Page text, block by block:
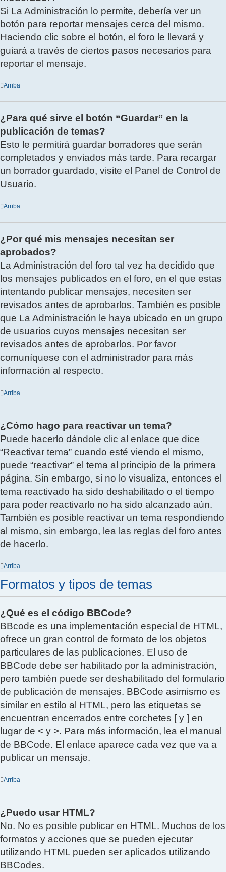
Si La Administración lo permite, debería ver un
botón para reportar mensajes cerca del mismo.
Haciendo clic sobre el botón, el foro le llevará y
guiará a través de ciertos pasos necesarios para
reportar el mensaje.
Arriba
¿Para qué sirve el botón “Guardar” en la
publicación de temas?
Esto le permitirá guardar borradores que serán
completados y enviados más tarde. Para recargar
un borrador guardado, visite el Panel de Control de
Usuario.
Arriba
¿Por qué mis mensajes necesitan ser
aprobados?
La Administración del foro tal vez ha decidido que
los mensajes publicados en el foro, en el que estas
intentando publicar mensajes, necesiten ser
revisados antes de aprobarlos. También es posible
que La Administración le haya ubicado en un grupo
de usuarios cuyos mensajes necesitan ser
revisados antes de aprobarlos. Por favor
comuníquese con el administrador para más
información al respecto.
Arriba
¿Cómo hago para reactivar un tema?
Puede hacerlo dándole clic al enlace que dice
“Reactivar tema” cuando esté viendo el mismo,
puede “reactivar” el tema al principio de la primera
página. Sin embargo, si no lo visualiza, entonces el
tema reactivado ha sido deshabilitado o el tiempo
para poder reactivarlo no ha sido alcanzado aún.
También es posible reactivar un tema respondiendo
al mismo, sin embargo, lea las reglas del foro antes
de hacerlo.
Arriba
Formatos y tipos de temas
¿Qué es el código BBCode?
BBcode es una implementación especial de HTML,
ofrece un gran control de formato de los objetos
particulares de las publicaciones. El uso de
BBCode debe ser habilitado por la administración,
pero también puede ser deshabilitado del formulario
de publicación de mensajes. BBCode asimismo es
similar en estilo al HTML, pero las etiquetas se
encuentran encerrados entre corchetes [ y ] en
lugar de < y >. Para más información, lea el manual
de BBCode. El enlace aparece cada vez que va a
publicar un mensaje.
Arriba
¿Puedo usar HTML?
No. No es posible publicar en HTML. Muchos de los
formatos y acciones que se pueden ejecutar
utilizando HTML pueden ser aplicados utilizando
BBCodes.